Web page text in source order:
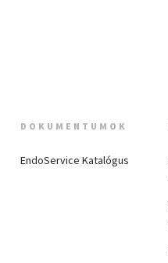
DOKUMENTUMOK
EndoService Katalógus